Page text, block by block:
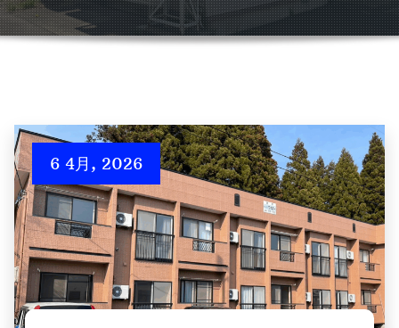
6 4月, 2026